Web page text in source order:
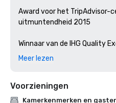
Award voor het TripAdvisor-
uitmuntendheid 2015
Winnaar van de IHG Quality
Crowne Plaza Hotels & Resorts
Groene leiders op het
Meer lezen
Voorzieningen
Kamerkenmerken en